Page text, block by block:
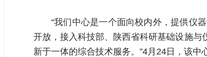
“我们中心是一个面向校内外，提供仪
开放，接入科技部、陕西省科研基础设施与
新于一体的综合技术服务。”4月24日，该中